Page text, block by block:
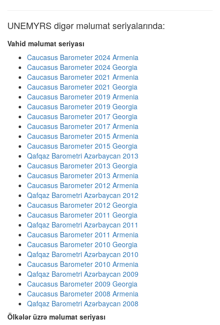
UNEMYRS digər məlumat seriyalarında:
Vahid məlumat seriyası
Caucasus Barometer 2024 Armenia
Caucasus Barometer 2024 Georgia
Caucasus Barometer 2021 Armenia
Caucasus Barometer 2021 Georgia
Caucasus Barometer 2019 Armenia
Caucasus Barometer 2019 Georgia
Caucasus Barometer 2017 Georgia
Caucasus Barometer 2017 Armenia
Caucasus Barometer 2015 Armenia
Caucasus Barometer 2015 Georgia
Qafqaz Barometri Azərbaycan 2013
Caucasus Barometer 2013 Georgia
Caucasus Barometer 2013 Armenia
Caucasus Barometer 2012 Armenia
Qafqaz Barometri Azərbaycan 2012
Caucasus Barometer 2012 Georgia
Caucasus Barometer 2011 Georgia
Qafqaz Barometri Azərbaycan 2011
Caucasus Barometer 2011 Armenia
Caucasus Barometer 2010 Georgia
Qafqaz Barometri Azərbaycan 2010
Caucasus Barometer 2010 Armenia
Qafqaz Barometri Azərbaycan 2009
Caucasus Barometer 2009 Georgia
Caucasus Barometer 2008 Armenia
Qafqaz Barometri Azərbaycan 2008
Ölkələr üzrə məlumat seriyası